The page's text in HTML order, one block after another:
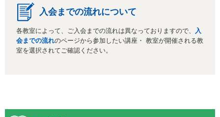
入会までの流れについて
各教室によって、ご入会までの流れは異なっておりますので、
入
会までの流れのページから参加したい講座・ 教室が開催される教
室を選択されてご確認ください。